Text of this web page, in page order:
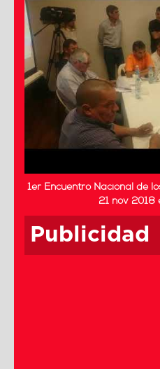
1er Encuentro Nacional de
21 nov 2018
Publicidad